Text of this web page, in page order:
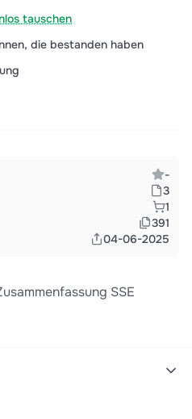
tauschen
die bestanden haben
-
3
1
391
04-06-2025
SSE